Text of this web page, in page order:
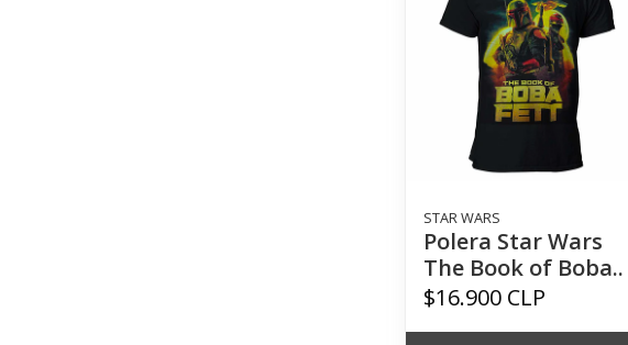
STAR WARS
Polera Star Wars
The Book of Boba..
$16.900 CLP